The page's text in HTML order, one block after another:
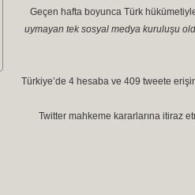
Geçen hafta boyunca Türk
uymayan tek sosyal medya kuruluşu
Türkiye’de 4 hesaba ve 409 tweete
Twitter mahkeme kararlarına itiraz